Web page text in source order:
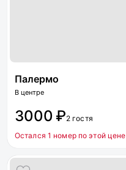
Палермо
В центре
3000 ₽2 гостя
Остался 1 номер по этой цене